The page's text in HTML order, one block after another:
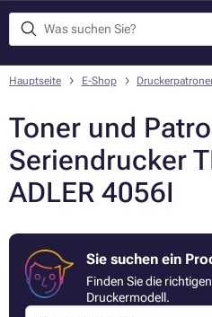
Hauptseite E-Shop
Toner und
Seriendrucker
ADLER 4056I
Sie suchen ein
Finden Sie die
Druckermodell.